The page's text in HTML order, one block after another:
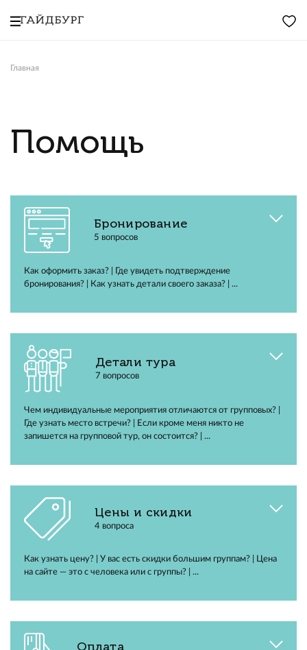
Главная
Помощь
Бронирование
5 вопросов
Как оформить заказ? | Где увидеть подтверждение
бронирования? | Как узнать детали своего заказа? | ...
Детали тура
7 вопросов
Чем индивидуальные мероприятия отличаются от групповых? |
Где узнать место встречи? | Если кроме меня никто не
запишется на групповой тур, он состоится? | ...
Цены и скидки
4 вопроса
Как узнать цену? | У вас есть скидки большим группам? | Цена
на сайте — это с человека или с группы? | ...
Оплата